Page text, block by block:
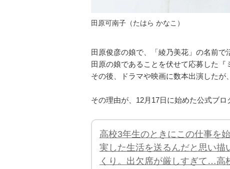
田原可南子（たはら かなこ）
田原俊彦の娘で、「綾乃美花」の名前で
田原の娘であることを伏せて応募した『
その後、ドラマや映画に数本出演したが
その理由が、12月17日に始めた公式ブロ
高校3年生のときにこの仕事を
実した生活を送るんだと思い描
くり。出欠席が厳しすぎて…高